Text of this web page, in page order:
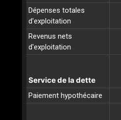
Dépenses totales
d'exploitation
Revenus nets
d'exploitation
Service de la dette
Paiement hypothécaire